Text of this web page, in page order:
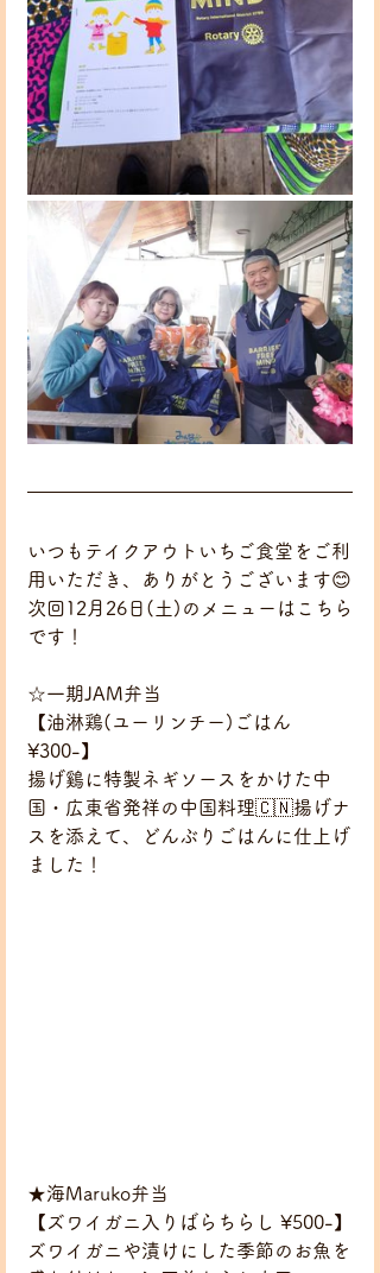
いつもテイクアウトいちご食堂をご利
用いただき、ありがとうございます😊
次回12月26日(土)のメニューはこちら
です！
☆一期JAM弁当
【油淋鶏(ユーリンチー)ごはん
¥300-】
揚げ鷄に特製ネギソースをかけた中
国・広東省発祥の中国料理🇨🇳揚げナ
スを添えて、どんぶりごはんに仕上げ
ました！
★海Maruko弁当
【ズワイガニ入りばらちらし ¥500-】
ズワイガニや漬けにした季節のお魚を